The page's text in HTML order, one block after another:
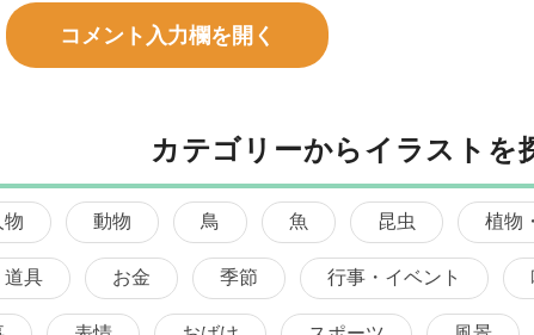
コメント入力欄を開く
カテゴリーからイラストを
物 動物 鳥 魚 昆虫 植物
道具 お金 季節 行事・イベント